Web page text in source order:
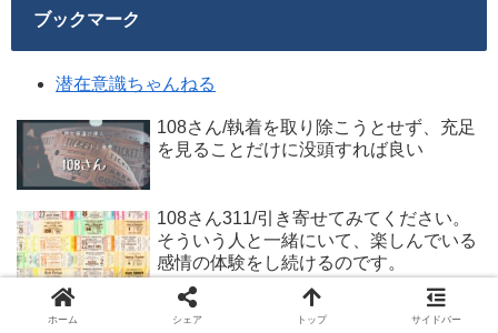
ブックマーク
潜在意識ちゃんねる
108さん/執着を取り除こうとせず、充足
を見ることだけに没頭すれば良い
108さん311/引き寄せてみてください。
そういう人と一緒にいて、楽しんでいる
感情の体験をし続けるのです。
108さん304/委ねてコントロールを手放
ホーム シェア トップ サイドバー